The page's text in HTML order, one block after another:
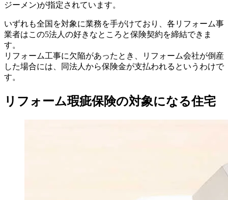
ジーメン)が指定されています。
いずれも全国を対象に業務を手がけており、各リフォーム事
業者はこの5法人の好きなところと保険契約を締結できま
す。
リフォーム工事に欠陥があったとき、リフォーム会社が倒産
した場合には、同法人から保険金が支払われるというわけで
す。
リフォーム瑕疵保険の対象になる住宅